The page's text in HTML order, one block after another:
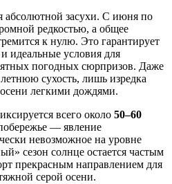
засухи. С июня по
редкостью, а общее
к нулю. Это гарантирует
и идеальные условия для
погодных сюрпризов. Даже
сухость, лишь изредка
легкими дождями.
всего около 50–60
— явление
невозможное на уровне
сезон солнце остается частым
прекрасным направлением для
серой осени.